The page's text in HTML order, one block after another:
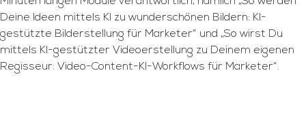
Deine Ideen mittels KI zu wunderschönen Bildern: KI-
gestützte Bilderstellung für Marketer“ und „So wirst Du
mittels KI-gestützter Videoerstellung zu Deinem eigenen
Regisseur: Video-Content-KI-Workflows für Marketer“.